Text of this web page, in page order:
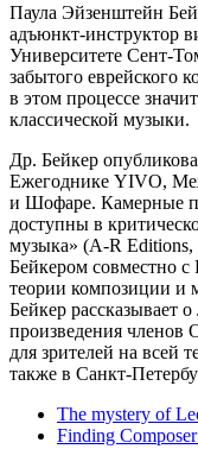
Паула Эйзенштейн
адъюнкт-инструктор
Университете Сент-
забытого еврейского
в этом процессе
классической музыки.
Др. Бейкер
Ежегоднике YIVO,
и Шофаре. Камерные
доступны в
музыка» (A-R Editions,
Бейкером совместно
теории композиции и
Бейкер рассказывает
произведения членов
для зрителей на всей
также в Санкт-
The mystery of
Finding